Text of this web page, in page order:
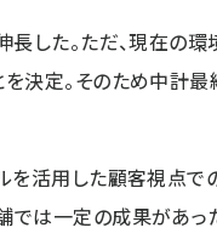
した。ただ、現在の
決定。そのため中計
を活用した顧客視点
は一定の成果があっ